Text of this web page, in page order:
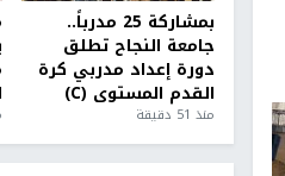
بمشاركة 25 مدرباً..
جامعة النجاح تطلق
دورة إعداد مدربي كرة
القدم المستوى (C)
منذ 51 دقيقة